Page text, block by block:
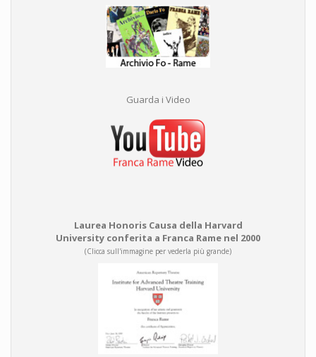
Guarda i Video
Laurea Honoris Causa della Harvard
University conferita a Franca Rame nel 2000
(Clicca sull'immagine per vederla più grande)